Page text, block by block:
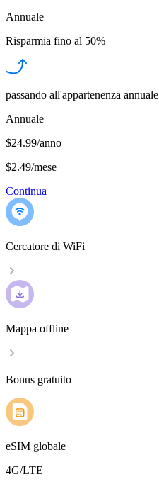
Annuale
Risparmia fino al 50%
passando all'appartenenza annuale
Annuale
$24.99/anno
$2.49/mese
Continua
Cercatore di WiFi
Mappa offline
Bonus gratuito
eSIM globale
4G/LTE